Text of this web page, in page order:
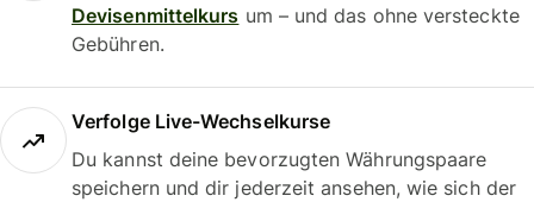
Devisenmittelkurs um – und das ohne versteckte
Gebühren.
Verfolge Live-Wechselkurse
Du kannst deine bevorzugten Währungspaare
speichern und dir jederzeit ansehen, wie sich der